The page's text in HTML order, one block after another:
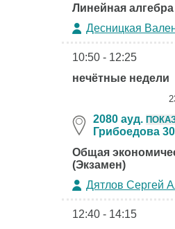
Линейная
Десницкая
10:50 - 12:25
нечётные недели
2080 ауд.
Грибоедова
Общая
(Экзамен)
Дятлов Сергей
12:40 - 14:15